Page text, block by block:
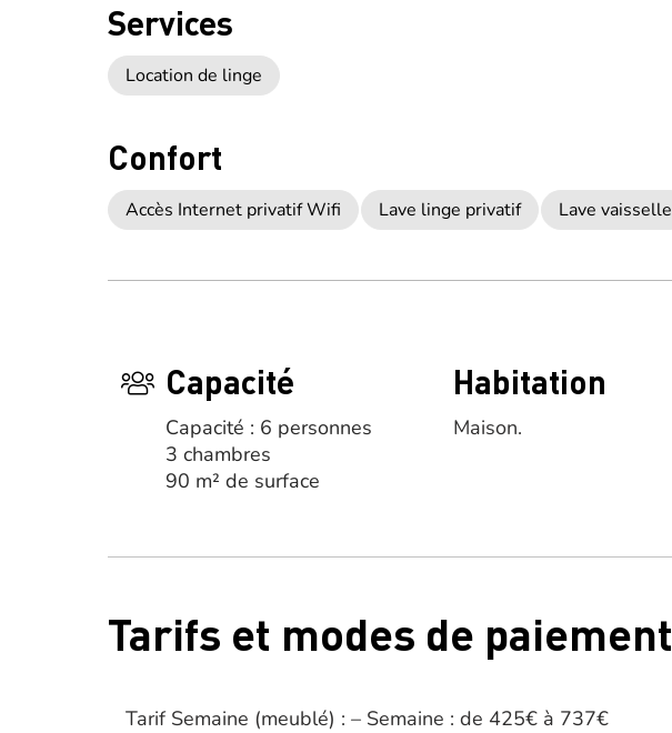
Services
Location de linge
Confort
Accès Internet privatif Wifi Lave linge privatif Lave vaisselle
Capacité
Capacité : 6 personnes
3 chambres
90 m² de surface
Habitation
Maison.
Tarifs et modes de paiement
Tarif Semaine (meublé) : – Semaine : de 425€ à 737€